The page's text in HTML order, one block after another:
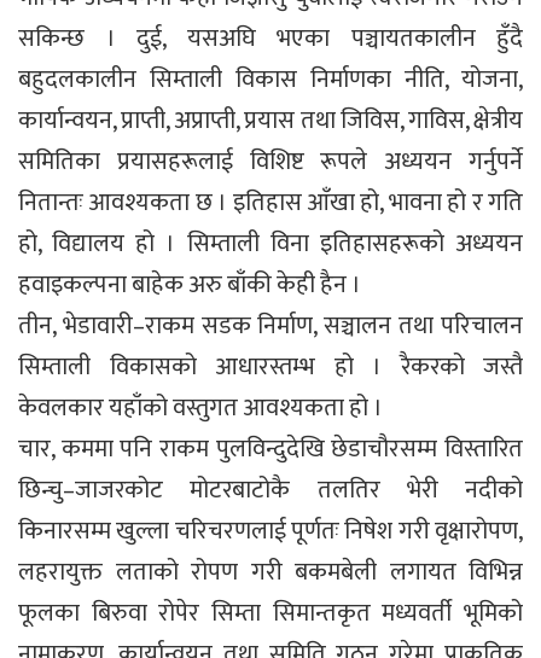
सकिन्छ । दुई, यसअघि भएका पञ्चायतकालीन हुँदै
बहुदलकालीन सिम्ताली विकास निर्माणका नीति, योजना,
कार्यान्वयन, प्राप्ती, अप्राप्ती, प्रयास तथा जिविस, गाविस, क्षेत्रीय
समितिका प्रयासहरूलाई विशिष्ट रूपले अध्ययन गर्नुपर्ने
नितान्तः आवश्यकता छ । इतिहास आँखा हो, भावना हो र गति
हो, विद्यालय हो । सिम्ताली विना इतिहासहरूको अध्ययन
हवाइकल्पना बाहेक अरु बाँकी केही हैन ।
तीन, भेडावारी–राकम सडक निर्माण, सञ्चालन तथा परिचालन
सिम्ताली विकासको आधारस्तम्भ हो । रैकरको जस्तै
केवलकार यहाँको वस्तुगत आवश्यकता हो ।
चार, कममा पनि राकम पुलविन्दुदेखि छेडाचौरसम्म विस्तारित
छिन्चु–जाजरकोट मोटरबाटोकै तलतिर भेरी नदीको
किनारसम्म खुल्ला चरिचरणलाई पूर्णतः निषेश गरी वृक्षारोपण,
लहरायुक्त लताको रोपण गरी बकमबेली लगायत विभिन्न
फूलका बिरुवा रोपेर सिम्ता सिमान्तकृत मध्यवर्ती भूमिको